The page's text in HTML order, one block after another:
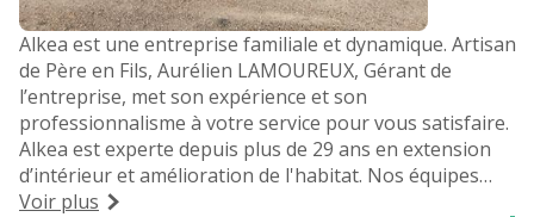
Alkea est une entreprise familiale et dynamique. Artisan
de Père en Fils, Aurélien LAMOUREUX, Gérant de
l’entreprise, met son expérience et son
professionnalisme à votre service pour vous satisfaire.
Alkea est experte depuis plus de 29 ans en extension
d’intérieur et amélioration de l'habitat. Nos équipes
assurent la pose de vérandas, pergolas, carports mais
Voir plus